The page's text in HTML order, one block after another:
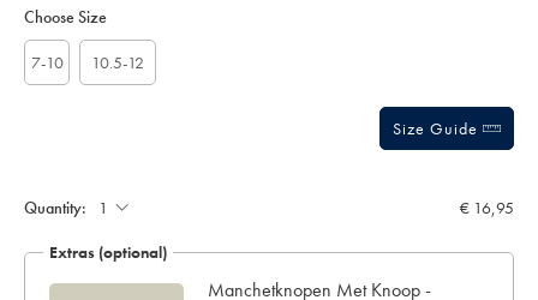
Actions
cart
Choose Size
7-10 10.5-12
Size Guide
Quantity: € 16,95
Extras (optional)
Manchetknopen Met Knoop -